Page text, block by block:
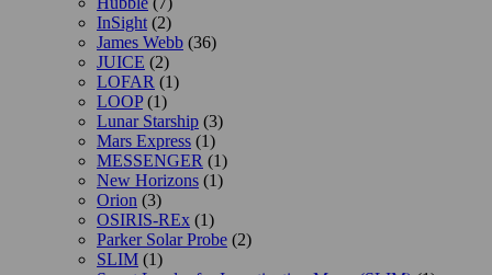
InSight (2)
James Webb (36)
JUICE (2)
LOFAR (1)
LOOP(1)
Lunar Starship (3)
Mars Express (1)
MESSENGER (1)
New Horizons (1)
Orion (3)
OSIRIS-REx (1)
Parker Solar Probe (2)
SLIM (1)